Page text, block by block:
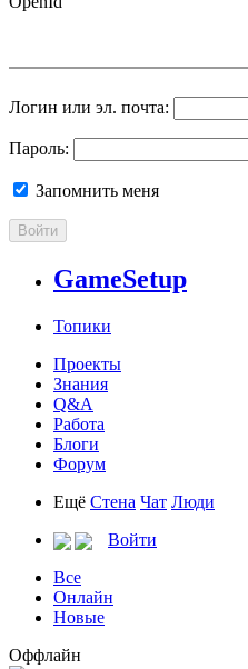
Логин или эл. почта:
Пароль:
Запомнить меня
Войти
GameSetup
Топики
Проекты
Знания
Q&A
Работа
Блоги
Форум
Ещё Стена Чат Люди
Войти
Все
Онлайн
Новые
Оффлайн